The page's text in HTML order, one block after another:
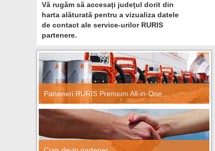
Vă rugăm să accesaţi judeţul dorit din
harta alăturată pentru a vizualiza datele
de contact ale service-urilor RURIS
partenere.
Parteneri RURIS Premium All-in-One